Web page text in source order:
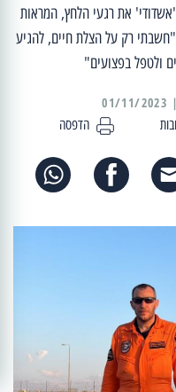
את רגעי הלחץ, המראות
רק על הצלת חיים, להגיע
ולטפל בפצועים"
הדפסה